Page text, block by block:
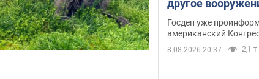
другое
США
Госдеп уже
американский
8.08.2026 20:37 2,1 т.